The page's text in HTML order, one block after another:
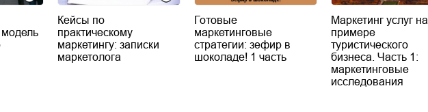
Кейсы по
практическому
маркетингу: записки
маркетолога
Готовые
маркетинговые
стратегии: зефир в
шоколаде! 1 часть
Маркетинг услуг на
примере
туристического
бизнеса. Часть 1:
маркетинговые
исследования